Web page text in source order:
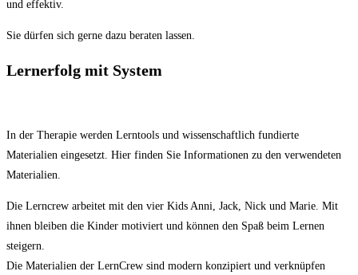
und effektiv.
Sie dürfen sich gerne dazu beraten lassen.
Lernerfolg mit System
In der Therapie werden Lerntools und wissenschaftlich fundierte
Materialien eingesetzt. Hier finden Sie Informationen zu den verwendeten
Materialien.
Die Lerncrew arbeitet mit den vier Kids Anni, Jack, Nick und Marie. Mit
ihnen bleiben die Kinder motiviert und können den Spaß beim Lernen
steigern.
Die Materialien der LernCrew sind modern konzipiert und verknüpfen